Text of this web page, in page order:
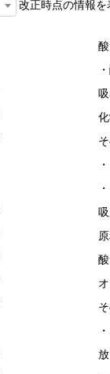
改正時点の情報を